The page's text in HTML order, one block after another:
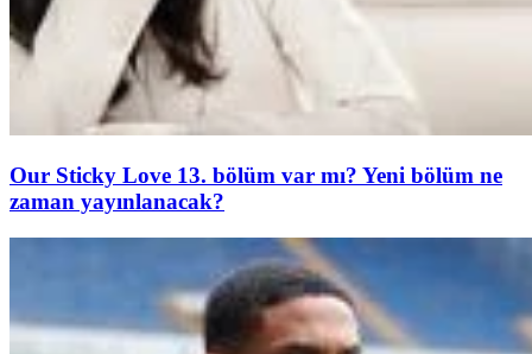
Our Sticky Love 13. bölüm var mı? Yeni bölüm ne
zaman yayınlanacak?